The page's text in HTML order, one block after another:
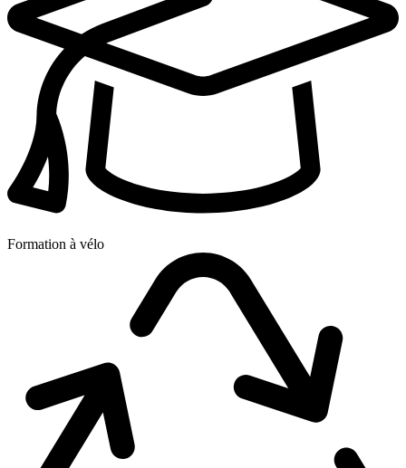
Formation à vélo